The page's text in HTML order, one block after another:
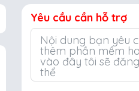
Yêu cầu cần hỗ trợ